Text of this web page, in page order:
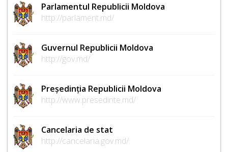
Parlamentul Republicii Moldova
http://parlament.md/
Guvernul Republicii Moldova
http://gov.md/
Președinția Republicii Moldova
http://www.presedinte.md/
Cancelaria de stat
http://cancelaria.gov.md/